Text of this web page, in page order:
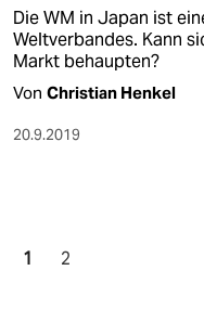
Die WM in Japan ist
Weltverbandes. Kann
Markt behaupten?
Von Christian Henkel
20.9.2019
1 2